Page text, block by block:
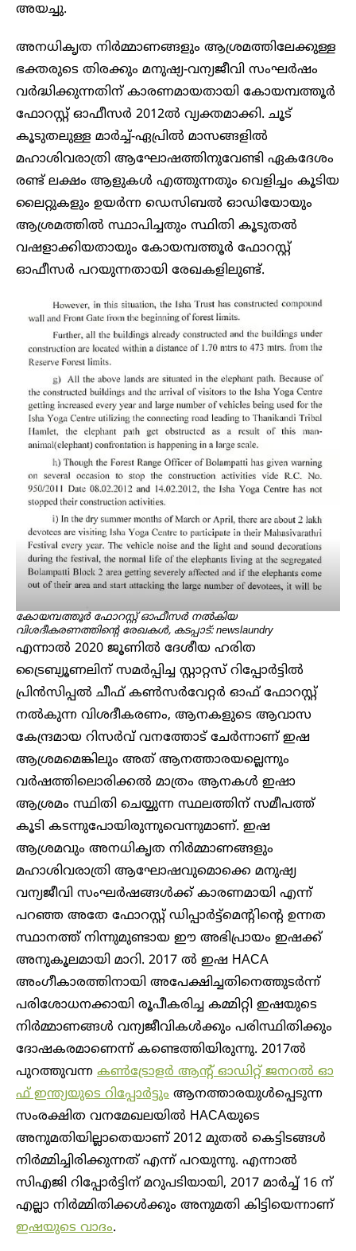
അയച്ചു.
അനധികൃത നിർമ്മാണങ്ങളും ആശ്രമത്തിലേക്കുള്ള
ഭക്തരുടെ തിരക്കും മനുഷ്യ-വന്യജീവി സംഘർഷം
വർദ്ധിക്കുന്നതിന് കാരണമായതായി കോയമ്പത്തൂർ
ഫോറസ്റ്റ് ഓഫീസർ 2012ൽ വ്യക്തമാക്കി. ചൂട്
കൂടുതലുള്ള മാർച്ച്-ഏപ്രിൽ മാസങ്ങളിൽ
മഹാശിവരാത്രി ആഘോഷത്തിനുവേണ്ടി ഏകദേശം
രണ്ട് ലക്ഷം ആളുകൾ എത്തുന്നതും വെളിച്ചം കൂടിയ
ലൈറ്റുകളും ഉയർന്ന ഡെസിബൽ ഓഡിയോയും
ആശ്രമത്തിൽ സ്ഥാപിച്ചതും സ്ഥിതി കൂടുതൽ
വഷളാക്കിയതായും കോയമ്പത്തൂർ ഫോറസ്റ്റ്
ഓഫീസർ പറയുന്നതായി രേഖകളിലുണ്ട്.
കോയമ്പത്തൂർ ഫോറസ്റ്റ് ഓഫീസർ നൽകിയ
വിശദീകരണത്തിന്റെ രേഖകൾ, കടപ്പാട്: newslaundry
എന്നാൽ‌ 2020 ജൂണിൽ ദേശീയ ഹരിത
ട്രൈബ്യൂണലിന് സമർപ്പിച്ച സ്റ്റാറ്റസ് റിപ്പോർട്ടിൽ
പ്രിൻസിപ്പൽ ചീഫ് കൺസർവേറ്റർ ഓഫ് ഫോറസ്റ്റ്
നൽകുന്ന വിശദീകരണം, ആനകളുടെ ആവാസ
കേന്ദ്രമായ റിസർവ് വനത്തോട് ചേർന്നാണ് ഇഷ
ആശ്രമമെങ്കിലും അത് ആനത്താരയല്ലെന്നും
വർ‌ഷത്തിലൊരിക്കൽ മാത്രം ആനകൾ ഇഷാ
ആശ്രമം സ്ഥിതി ചെയ്യുന്ന സ്ഥലത്തിന് സമീപത്ത്
കൂടി കടന്നുപോയിരുന്നുവെന്നുമാണ്. ഇഷ
ആശ്രമവും അനധികൃത നിർമ്മാണങ്ങളും
മഹാശിവരാത്രി ആഘോഷവുമൊക്കെ മനുഷ്യ
വന്യജീവി സംഘർഷങ്ങൾക്ക് കാരണമായി എന്ന്
പറഞ്ഞ അതേ ഫോറസ്റ്റ് ഡിപ്പാർട്ട്മെന്റിന്റെ ഉന്നത
സ്ഥാനത്ത് നിന്നുമുണ്ടായ ഈ അഭിപ്രായം ഇഷക്ക്
അനുകൂലമായി മാറി. 2017 ൽ ഇഷ HACA
അംഗീകാരത്തിനായി അപേക്ഷിച്ചതിനെത്തുടർന്ന്
പരിശോധനക്കായി രൂപീകരിച്ച കമ്മിറ്റി ഇഷയുടെ
നിർമ്മാണങ്ങൾ വന്യജീവികൾക്കും പരിസ്ഥിതിക്കും
ദോഷകരമാണെന്ന് കണ്ടെത്തിയിരുന്നു. 2017ൽ
പുറത്തുവന്ന കൺട്രോളർ ആന്റ് ഓഡിറ്റ് ജനറൽ ഓ
ഫ് ഇന്ത്യയുടെ റിപ്പോർട്ടും ആനത്താരയുൾപ്പെടുന്ന
സംരക്ഷിത വനമേഖലയിൽ HACAയുടെ
അനുമതിയില്ലാതെയാണ് 2012 മുതൽ കെട്ടിടങ്ങൾ
നിർമ്മിച്ചിരിക്കുന്നത് എന്ന് പറയുന്നു. എന്നാൽ
സിഎജി റിപ്പോർട്ടിന് മറുപടിയായി, 2017 മാർച്ച് 16 ന്
എല്ലാ നിർമ്മിതിക്കൾക്കും അനുമതി കിട്ടിയെന്നാണ്
ഇഷയുടെ വാദം.